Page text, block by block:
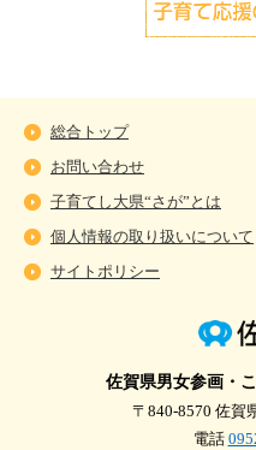
総合トップ
お問い合わせ
子育てし大県“さが”とは
個人情報の取り扱いについて
サイトポリシー
佐賀県男女参画・
〒840-8570 佐賀
電話